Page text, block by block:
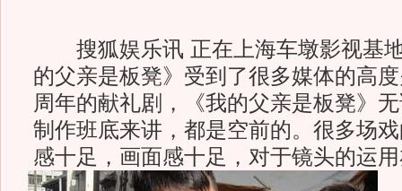
搜狐娱乐讯 正在上海车墩影视基
的父亲是板凳》受到了很多媒体的高
周年的献礼剧，《我的父亲是板凳》
制作班底来讲，都是空前的。很多场
感十足，画面感十足，对于镜头的运